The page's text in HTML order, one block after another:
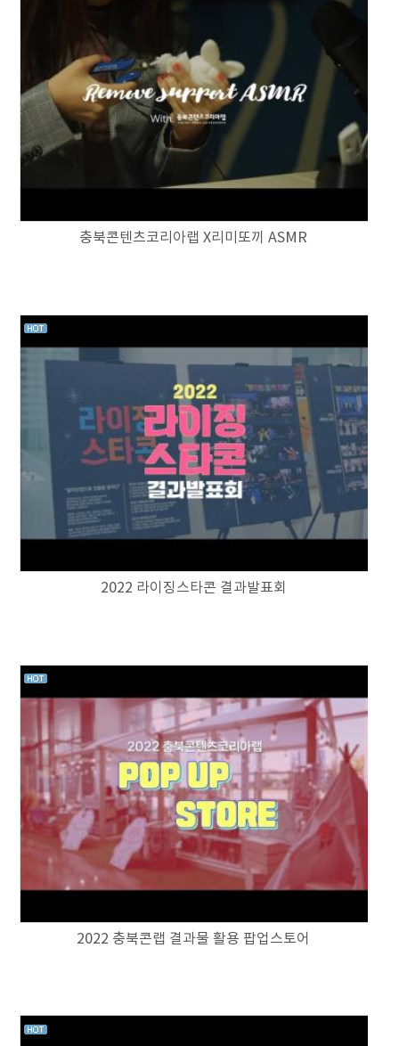
충북콘텐츠코리아랩 X리미또끼 ASMR
2022 라이징스타콘 결과발표회
2022 충북콘랩 결과물 활용 팝업스토어